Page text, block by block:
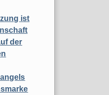
ist
der